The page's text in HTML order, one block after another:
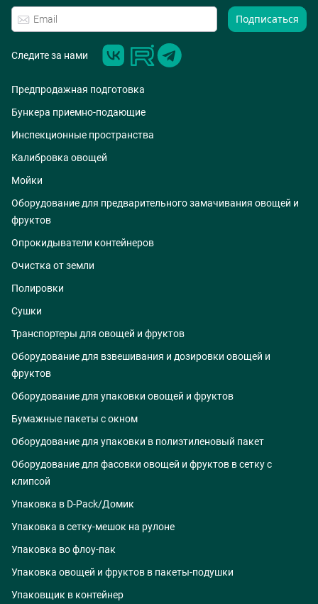
Подписаться
Следите за нами
Предпродажная подготовка
Бункера приемно-подающие
Инспекционные пространства
Калибровка овощей
Мойки
Оборудование для предварительного замачивания овощей и
фруктов
Опрокидыватели контейнеров
Очистка от земли
Полировки
Сушки
Транспортеры для овощей и фруктов
Оборудование для взвешивания и дозировки овощей и
фруктов
Оборудование для упаковки овощей и фруктов
Бумажные пакеты с окном
Оборудование для упаковки в полиэтиленовый пакет
Оборудование для фасовки овощей и фруктов в сетку с
клипсой
Упаковка в D-Pack/Домик
Упаковка в сетку-мешок на рулоне
Упаковка во флоу-пак
Упаковка овощей и фруктов в пакеты-подушки
Упаковщик в контейнер